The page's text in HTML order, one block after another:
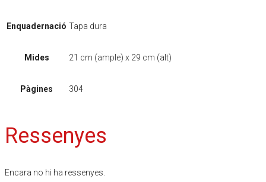
Enquadernació Tapa dura
Mides 21 cm (ample) x 29 cm (alt)
Pàgines 304
Ressenyes
Encara no hi ha ressenyes.